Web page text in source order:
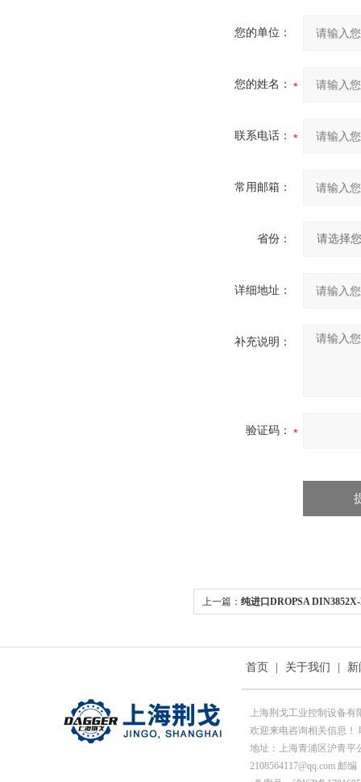
您的单位：
您的姓名：
联系电话：
常用邮箱：
省份：
详细地址：
补充说明：
验证码：
上一篇： 纯进口DROPSA DIN3852X-
首页 关于我们
上海荆戈工业控制设备
欢迎来电咨询相关信息！
地址：上海青浦区沪青平
2108564117@qq.com 邮编